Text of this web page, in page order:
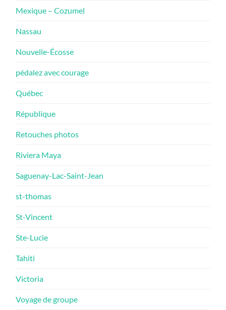
Mexique – Cozumel
Nassau
Nouvelle-Écosse
pédalez avec courage
Québec
République
Retouches photos
Riviera Maya
Saguenay-Lac-Saint-Jean
st-thomas
St-Vincent
Ste-Lucie
Tahiti
Victoria
Voyage de groupe